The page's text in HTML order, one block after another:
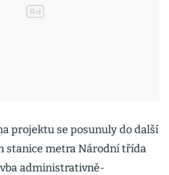
projektu se posunuly do další
stanice metra Národní třída
administrativně-